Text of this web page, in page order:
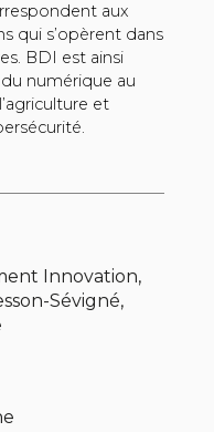
aux
qui s’opèrent dans
BDI est ainsi
numérique au
et
Innovation,
Sévigné,